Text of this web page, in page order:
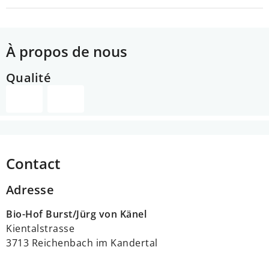
À propos de nous
Qualité
Contact
Adresse
Bio-Hof Burst/Jürg von Känel
Kientalstrasse
3713 Reichenbach im Kandertal